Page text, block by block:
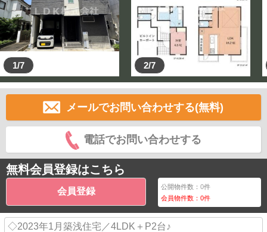
1/7 2/7
メールでお問い合わせする(無料)
電話でお問い合わせする
無料会員登録はこちら
会員登録 公開物件数：0件
会員物件数：0件
◇2023年1月築浅住宅／4LDK＋P2台♪